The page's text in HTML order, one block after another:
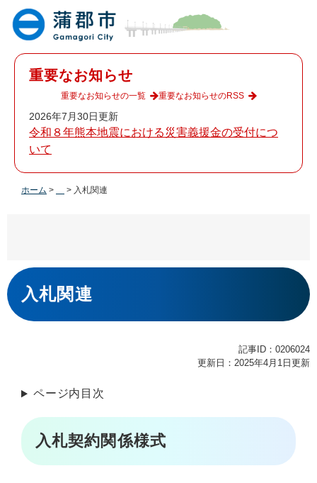
重要なお知らせ
2026年7月30日更新
令和８年熊本地震における災害義援金の受付につ
いて
重要なお知らせの一覧 重要なお知らせのRSS
ホーム > > 入札関連
本
文
入札関連
記事ID：0206024
更新日：2025年4月1日更新
ページ内目次
入札契約関係様式